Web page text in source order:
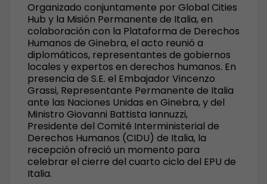
Organizado conjuntamente por Global Cities
Hub y la Misión Permanente de Italia, en
colaboración con la Plataforma de Derechos
Humanos de Ginebra, el acto reunió a
diplomáticos, representantes de gobiernos
locales y expertos en derechos humanos. En
presencia de S.E. el Embajador Vincenzo
Grassi, Representante Permanente de Italia
ante las Naciones Unidas en Ginebra, y del
Ministro Giovanni Battista Iannuzzi,
Presidente del Comité Interministerial de
Derechos Humanos (CIDU) de Italia, la
recepción ofreció un momento para
celebrar el cierre del cuarto ciclo del EPU de
Italia.